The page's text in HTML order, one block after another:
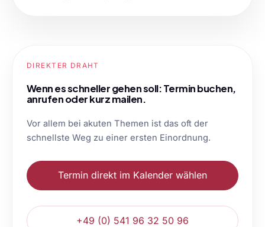
DIREKTER DRAHT
Wenn es schneller gehen soll: Termin buchen,
anrufen oder kurz mailen.
Vor allem bei akuten Themen ist das oft der
schnellste Weg zu einer ersten Einordnung.
Termin direkt im Kalender wählen
+49 (0) 541 96 32 50 96